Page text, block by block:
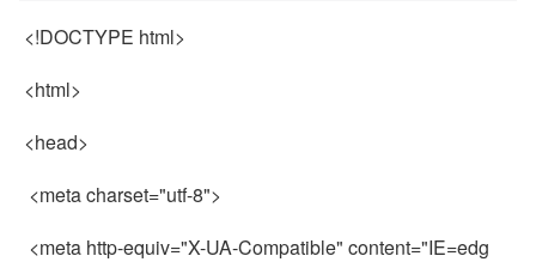
<!DOCTYPE html>
<html>
<head>
<meta charset="utf-8">
<meta http-equiv="X-UA-Compatible" content="IE=edg